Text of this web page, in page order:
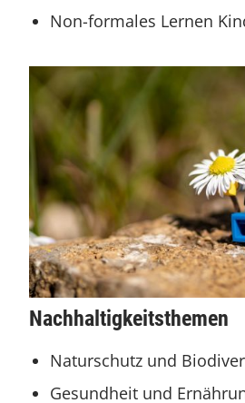
Non-formales Lernen
Nachhaltigkeitsthemen
Naturschutz und
Gesundheit und